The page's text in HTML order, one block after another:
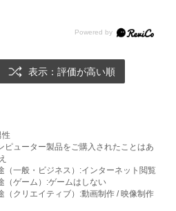
表示：評価が高い順
性
ピューター製品をご購入されたことはあ
（一般・ビジネス）:インターネット閲覧
（ゲーム）:ゲームはしない
（クリエイティブ）:動画制作 / 映像制作